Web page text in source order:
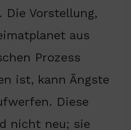
Die Vorstellung,
aus
Prozess
ist, kann Ängste
Diese
nicht neu; sie